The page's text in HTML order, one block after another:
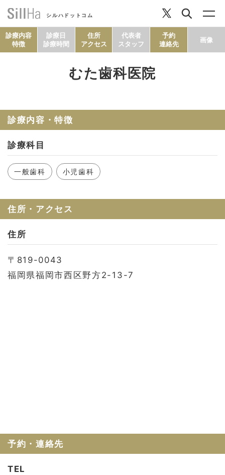
シルハドットコム
セルフチェック
診療内容
特徴
診療日
診療時間
住所
アクセス
代表者
スタッフ
予約
連絡先
画像
むた歯科医院
診療内容・特徴
診療科目
一般歯科 小児歯科
住所・アクセス
住所
〒819-0043
福岡県福岡市西区野方2-13-7
予約・連絡先
TEL